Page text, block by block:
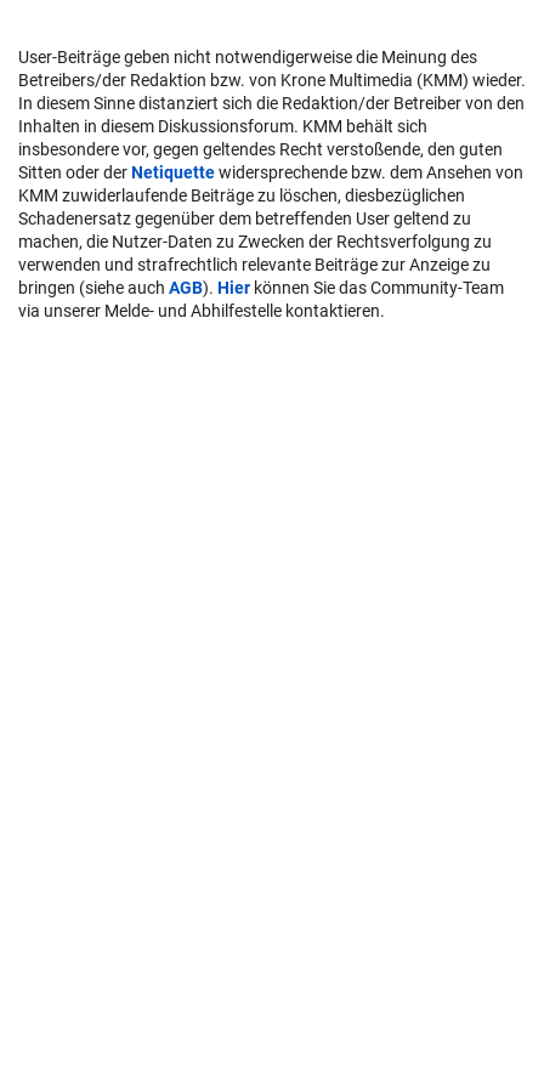
User-Beiträge geben nicht notwendigerweise die Meinung des
Betreibers/der Redaktion bzw. von Krone Multimedia (KMM) wieder.
In diesem Sinne distanziert sich die Redaktion/der Betreiber von den
Inhalten in diesem Diskussionsforum. KMM behält sich
insbesondere vor, gegen geltendes Recht verstoßende, den guten
Sitten oder derNetiquettewidersprechende bzw. dem Ansehen von
KMM zuwiderlaufende Beiträge zu löschen, diesbezüglichen
Schadenersatz gegenüber dem betreffenden User geltend zu
machen, die Nutzer-Daten zu Zwecken der Rechtsverfolgung zu
verwenden und strafrechtlich relevante Beiträge zur Anzeige zu
bringen (siehe auch AGB). Hier können Sie das Community-Team
via unserer Melde- und Abhilfestelle kontaktieren.